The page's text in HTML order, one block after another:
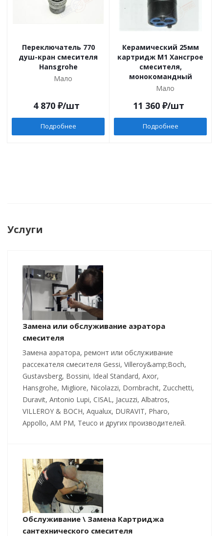
Переключатель 770
душ-кран смесителя
Hansgrohe
Мало
4 870 ₽/шт
Подробнее
Керамический 25мм
картридж M1 Хансгрое
смесителя,
монокомандный
Мало
11 360 ₽/шт
Подробнее
Услуги
Замена или обслуживание аэратора
смесителя
Замена аэратора, ремонт или обслуживание
рассекателя смесителя Gessi, Villeroy&amp;Boch,
Gustavsberg, Bossini, Ideal Standard, Axor,
Hansgrohe, Migliore, Nicolazzi, Dornbracht, Zucchetti,
Duravit, Antonio Lupi, CISAL, Jacuzzi, Albatros,
VILLEROY & BOCH, Aqualux, DURAVIT, Pharo,
Appollo, AM PM, Teuco и других производителей.
Обслуживание \ Замена Картриджа
сантехнического смесителя